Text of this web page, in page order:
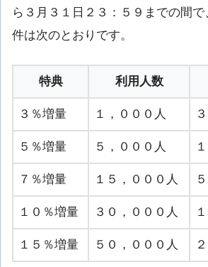
ら３月３１日２３：５９までの間
件は次のとおりです。
特典 利用人数
３％増量 １，０００人
５％増量 ５，０００人
７％増量 １５，０００人
１０％増量 ３０，０００人
１５％増量 ５０，０００人